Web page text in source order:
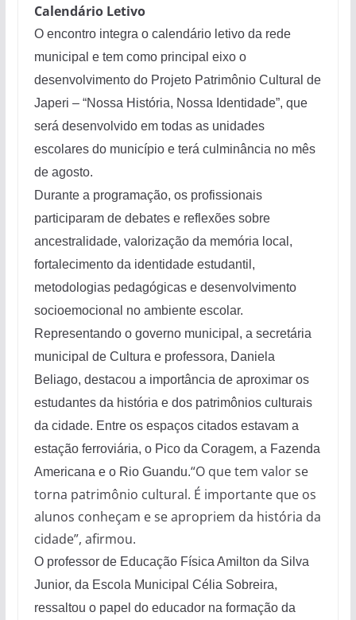
Calendário Letivo
O encontro integra o calendário letivo da rede
municipal e tem como principal eixo o
desenvolvimento do Projeto Patrimônio Cultural de
Japeri – “Nossa História, Nossa Identidade”, que
será desenvolvido em todas as unidades
escolares do município e terá culminância no mês
de agosto.
Durante a programação, os profissionais
participaram de debates e reflexões sobre
ancestralidade, valorização da memória local,
fortalecimento da identidade estudantil,
metodologias pedagógicas e desenvolvimento
socioemocional no ambiente escolar.
Representando o governo municipal, a secretária
municipal de Cultura e professora, Daniela
Beliago, destacou a importância de aproximar os
estudantes da história e dos patrimônios culturais
da cidade. Entre os espaços citados estavam a
estação ferroviária, o Pico da Coragem, a Fazenda
Americana e o Rio Guandu.“O que tem valor se
torna patrimônio cultural. É importante que os
alunos conheçam e se apropriem da história da
cidade”, afirmou.
O professor de Educação Física Amilton da Silva
Junior, da Escola Municipal Célia Sobreira,
ressaltou o papel do educador na formação da